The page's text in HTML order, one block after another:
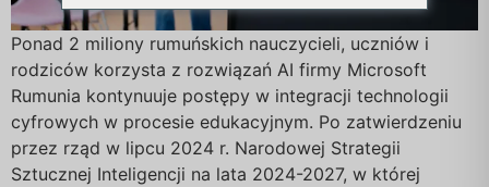
Ponad 2 miliony rumuńskich nauczycieli, uczniów i
rodziców korzysta z rozwiązań AI firmy Microsoft
Rumunia kontynuuje postępy w integracji technologii
cyfrowych w procesie edukacyjnym. Po zatwierdzeniu
przez rząd w lipcu 2024 r. Narodowej Strategii
Sztucznej Inteligencji na lata 2024-2027, w której